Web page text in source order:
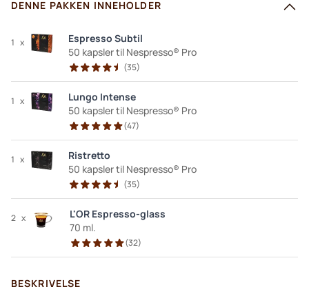
DENNE PAKKEN INNEHOLDER
1 x
Espresso Subtil
50 kapsler til Nespresso® Pro
(35)
1 x
Lungo Intense
50 kapsler til Nespresso® Pro
(47)
1 x
Ristretto
50 kapsler til Nespresso® Pro
(35)
2 x
L'OR Espresso-glass
70 ml.
(32)
BESKRIVELSE